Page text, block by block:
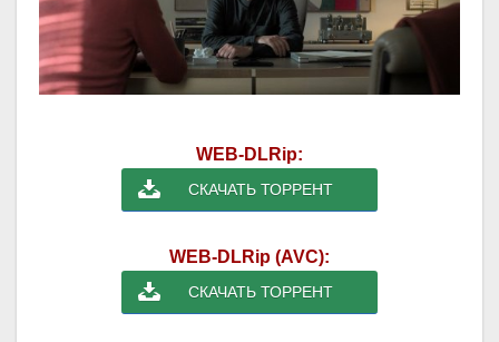
WEB-DLRip:
СКАЧАТЬ ТОРРЕНТ
WEB-DLRip (AVC):
СКАЧАТЬ ТОРРЕНТ